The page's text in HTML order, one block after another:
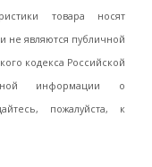
товара носят
не являются публичной
кодекса Российской
информации о
пожалуйста, к